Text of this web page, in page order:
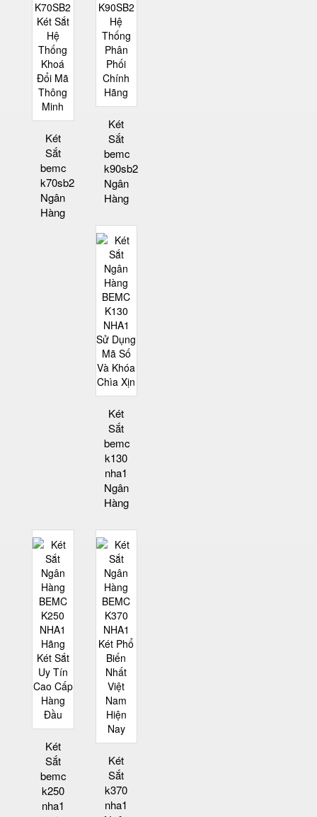
Két
Sắt
bemc
k70sb2
Ngân
Hàng
Két
Sắt
bemc
k90sb2
Ngân
Hàng
Két
Sắt
bemc
k130
nha1
Ngân
Hàng
Két
Sắt
bemc
k250
nha1
Két
Sắt
k370
nha1